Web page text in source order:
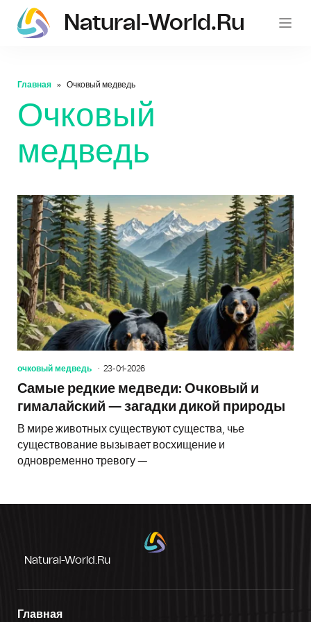
Natural-World.ru
Главная Очковый медведь
Очковый
медведь
очковый медведь 23-01-2026
Самые редкие медведи: Очковый и
гималайский — загадки дикой природы
В мире животных существуют существа, чье
существование вызывает восхищение и
одновременно тревогу —
Natural-World.ru
Главная